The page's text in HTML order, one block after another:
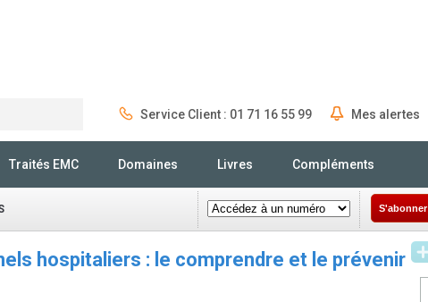
Service Client : 01 71 16 55 99 Mes alertes
Traités EMC Domaines Livres Compléments
S'abonner
hospitaliers : le comprendre et le prévenir